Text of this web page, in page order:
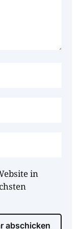
in
abschicken